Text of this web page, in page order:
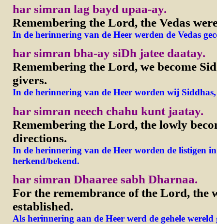
har simran lag bayd upaa-ay.
Remembering the Lord, the Vedas
In de herinnering van de Heer werden de Vedas
har simran bha-ay siDh jatee daatay.
Remembering the Lord, we become
givers.
In de herinnering van de Heer worden wij
har simran neech chahu kunt jaatay.
Remembering the Lord, the lowly
directions.
In de herinnering van de Heer worden de listigen
herkend/bekend.
har simran Dhaaree sabh Dharnaa.
For the remembrance of the Lord, the
established.
Als herinnering aan de Heer werd de gehele wereld